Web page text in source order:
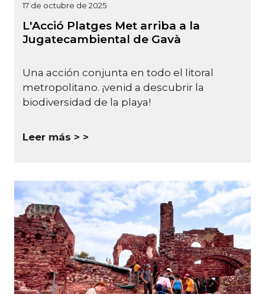
17 de octubre de 2025
L'Acció Platges Met arriba a la
Jugatecambiental de Gavà
Una acción conjunta en todo el litoral
metropolitano. ¡venid a descubrir la
biodiversidad de la playa!
Leer más >